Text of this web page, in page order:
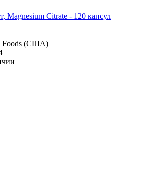
Magnesium Citrate - 120 капсул
Foods (США)